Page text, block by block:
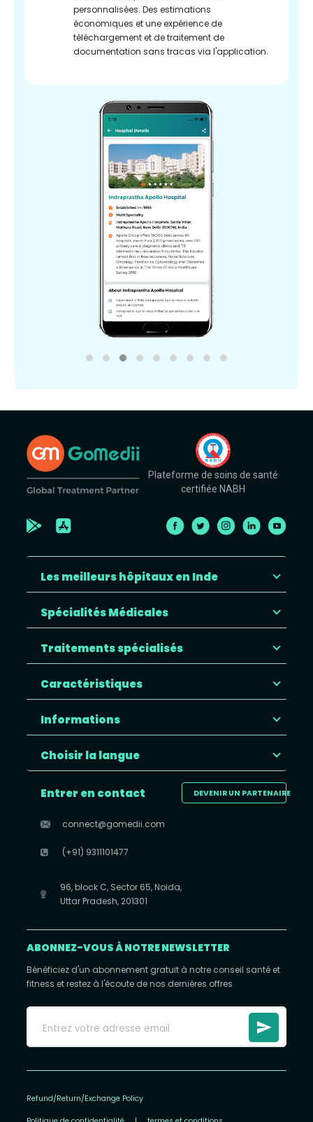
personnalisées. Des estimations
économiques et une expérience de
téléchargement et de traitement de
documentation sans tracas via l'application.
Plateforme de soins de santé
certifiée NABH
Les meilleurs hôpitaux en Inde
Spécialités Médicales
Traitements spécialisés
Caractéristiques
Informations
Choisir la langue
DEVENIR UN PARTENAIRE
Entrer en contact
connect@gomedii.com
(+91) 9311101477
96, block C, Sector 65, Noida,
Uttar Pradesh, 201301
ABONNEZ-VOUS À NOTRE NEWSLETTER
Bénéficiez d'un abonnement gratuit à notre conseil santé et
fitness et restez à l'écoute de nos dernières offres
Refund/Return/Exchange Policy